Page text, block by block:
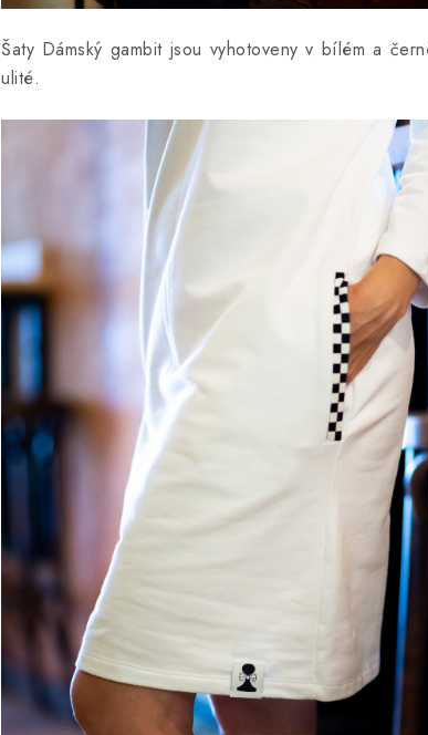
Šaty Dámský gambit jsou vyhotoveny v bílém a
ulité.